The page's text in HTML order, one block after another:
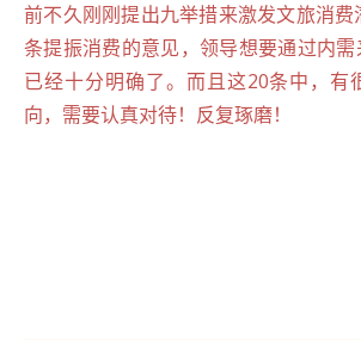
前不久刚刚提出九举措来激发文旅消
条提振消费的意见，领导想要通过内
已经十分明确了。而且这20条中，有
向，需要认真对待！反复琢磨！